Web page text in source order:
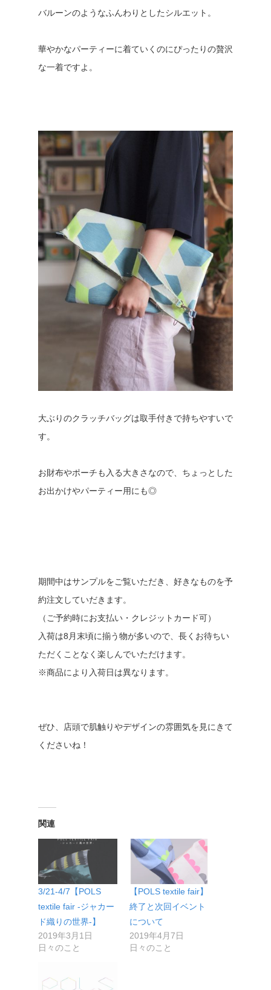
バルーンのようなふんわりとしたシルエット。
華やかなパーティーに着ていくのにぴったりの贅沢
な一着ですよ。
大ぶりのクラッチバッグは取手付きで持ちやすいで
す。
お財布やポーチも入る大きさなので、ちょっとした
お出かけやパーティー用にも◎
期間中はサンプルをご覧いただき、好きなものを予
約注文していだきます。
（ご予約時にお支払い・クレジットカード可）
入荷は8月末頃に揃う物が多いので、長くお待ちい
ただくことなく楽しんでいただけます。
※商品により入荷日は異なります。
ぜひ、店頭で肌触りやデザインの雰囲気を見にきて
くださいね！
関連
3/21-4/7【POLS
textile fair -ジャカー
ド織りの世界-】
2019年3月1日
日々のこと
【POLS textile fair】
終了と次回イベント
について
2019年4月7日
日々のこと